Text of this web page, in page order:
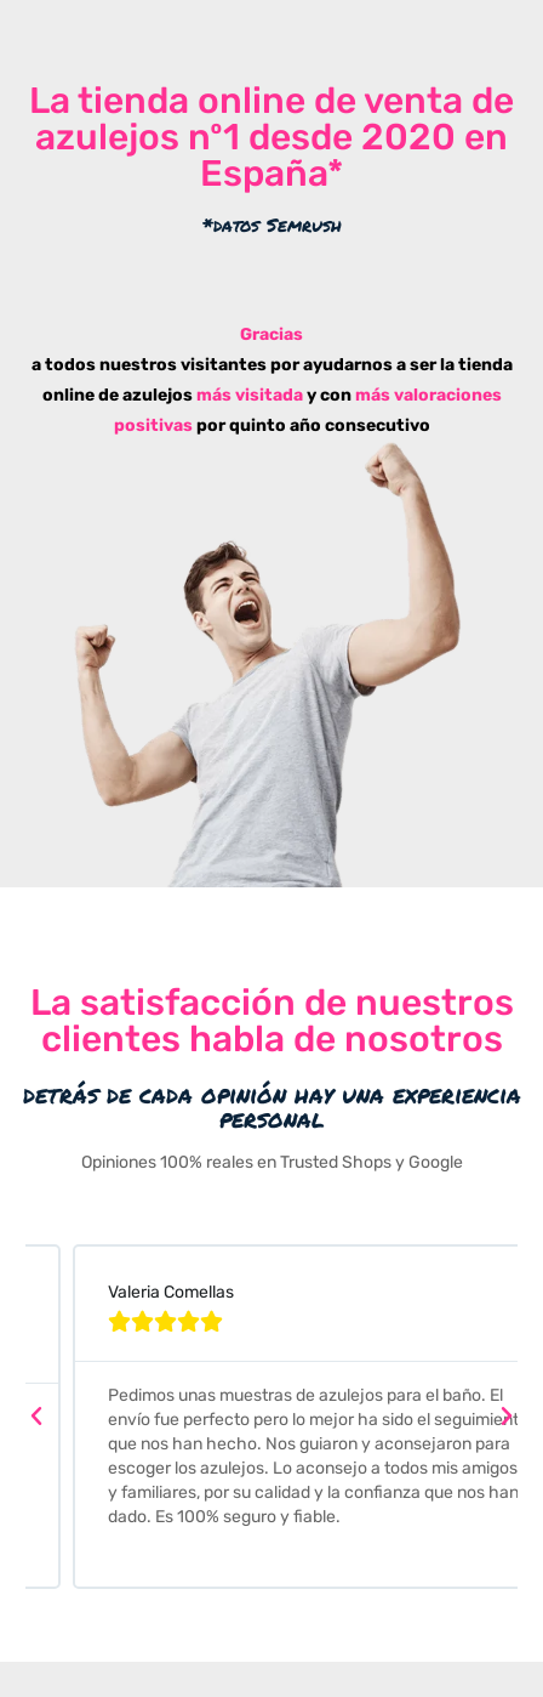
La tienda online de venta de
azulejos nº1 desde 2020 en
España*
*datos Semrush
Gracias
a todos nuestros visitantes por ayudarnos a ser la tienda
online de azulejos más visitaday conmás valoraciones
positivaspor quinto año consecutivo
La satisfacción de nuestros
clientes habla de nosotros
detrás de cada opinión hay una experiencia
personal
Opiniones 100% reales en Trusted Shops y Google
Valeria Comellas

Pedimos unas muestras de azulejos para el baño. El
envío fue perfecto pero lo mejor ha sido el seguimiento
que nos han hecho. Nos guiaron y aconsejaron para
escoger los azulejos. Lo aconsejo a todos mis amigos
y familiares, por su calidad y la confianza que nos han
dado. Es 100% seguro y fiable.